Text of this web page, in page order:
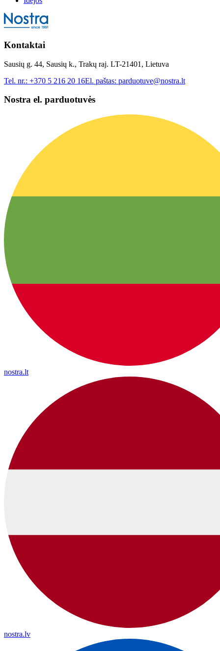
Kontaktai
Sausių g. 44, Sausių k., Trakų raj. LT-21401, Lietuva
Tel. nr.: +370 5 216 20 16El. paštas: parduotuve@nostra.lt
Nostra el. parduotuvės
nostra.lt
nostra.lv